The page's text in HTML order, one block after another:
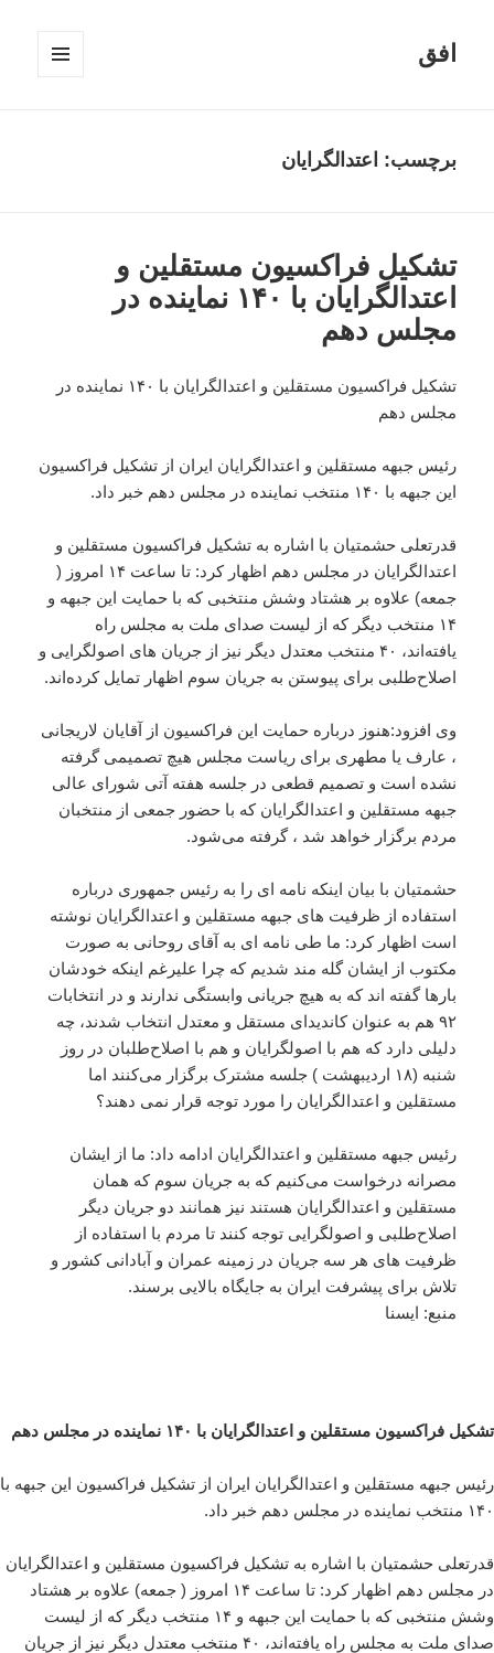
افق
برچسب: اعتدالگرایان
تشکیل فراکسیون مستقلین و
اعتدالگرایان با ۱۴۰ نماینده در
مجلس دهم
تشکیل فراکسیون مستقلین و اعتدالگرایان با ۱۴۰ نماینده در
مجلس دهم
رئیس جبهه مستقلین و اعتدالگرایان ایران از تشکیل فراکسیون
این جبهه با ۱۴۰ منتخب نماینده در مجلس دهم خبر داد.
قدرتعلی حشمتیان با اشاره به تشکیل فراکسیون مستقلین و
اعتدالگرایان در مجلس دهم اظهار کرد: تا ساعت ۱۴ امروز (
جمعه) علاوه بر هشتاد وشش منتخبی که با حمایت این جبهه و
۱۴ منتخب دیگر که از لیست صدای ملت به مجلس راه
یافته‌اند، ۴۰ منتخب معتدل دیگر نیز از جریان های اصولگرایی و
اصلاح‌طلبی برای پیوستن به جریان سوم اظهار تمایل کرده‌اند.
وی افزود:هنوز درباره حمایت این فراکسیون از آقایان لاریجانی
، عارف یا مطهری برای ریاست مجلس هیچ تصمیمی گرفته
نشده است و تصمیم قطعی در جلسه هفته آتی شورای عالی
جبهه مستقلین و اعتدالگرایان که با حضور جمعی از منتخبان
مردم برگزار خواهد شد ، گرفته می‌شود.
حشمتیان با بیان اینکه نامه ای را به رئیس جمهوری درباره
استفاده از ظرفیت های جبهه مستقلین و اعتدالگرایان نوشته
است اظهار کرد: ما طی نامه ای به آقای روحانی به صورت
مکتوب از ایشان گله مند شدیم که چرا علیرغم اینکه خودشان
بارها گفته اند که به هیچ جریانی وابستگی ندارند و در انتخابات
۹۲ هم به عنوان کاندیدای مستقل و معتدل انتخاب شدند، چه
دلیلی دارد که هم با اصولگرایان و هم با اصلاح‌طلبان در روز
شنبه (۱۸ اردیبهشت ) جلسه مشترک برگزار می‌کنند اما
مستقلین و اعتدالگرایان را مورد توجه قرار نمی دهند؟
رئیس جبهه مستقلین و اعتدالگرایان ادامه داد: ما از ایشان
مصرانه درخواست می‌کنیم که به جریان سوم که همان
مستقلین و اعتدالگرایان هستند نیز همانند دو جریان دیگر
اصلاح‌طلبی و اصولگرایی توجه کنند تا مردم با استفاده از
ظرفیت های هر سه جریان در زمینه عمران و آبادانی کشور و
تلاش برای پیشرفت ایران به جایگاه بالایی برسند.
منبع: ایسنا
تشکیل فراکسیون مستقلین و اعتدالگرایان با ۱۴۰ نماینده در مجلس دهم
رئیس جبهه مستقلین و اعتدالگرایان ایران از تشکیل فراکسیون این جبهه با
۱۴۰ منتخب نماینده در مجلس دهم خبر داد.
قدرتعلی حشمتیان با اشاره به تشکیل فراکسیون مستقلین و اعتدالگرایان
در مجلس دهم اظهار کرد: تا ساعت ۱۴ امروز ( جمعه) علاوه بر هشتاد
وشش منتخبی که با حمایت این جبهه و ۱۴ منتخب دیگر که از لیست
صدای ملت به مجلس راه یافته‌اند، ۴۰ منتخب معتدل دیگر نیز از جریان